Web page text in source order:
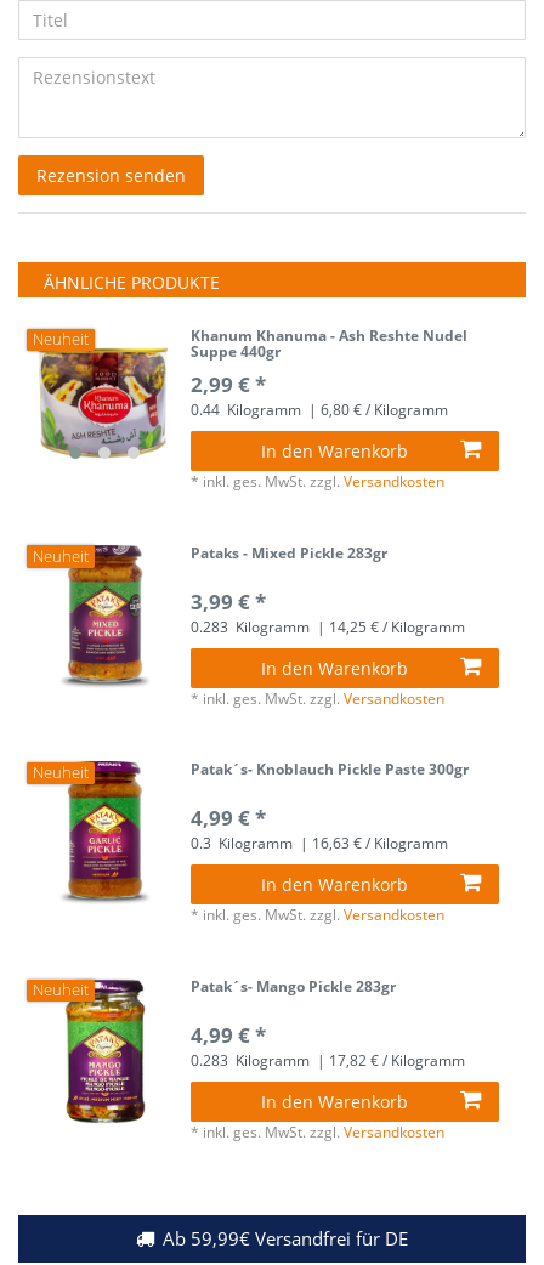
Bewertungssternen
Bewertungssternen
Bewertungssternen
Bewertungssternen
Bewertungssternen
Anzeigename
(optional)
Titel
Rezensionstext
Rezension senden
ÄHNLICHE PRODUKTE
Neuheit Khanum Khanuma - Ash Reshte Nudel
Suppe 440gr
2,99 € *
0.44 Kilogramm | 6,80 € / Kilogramm
In den Warenkorb
* inkl. ges. MwSt. zzgl.Versandkosten
Neuheit Pataks - Mixed Pickle 283gr
3,99 € *
0.283 Kilogramm | 14,25 € / Kilogramm
In den Warenkorb
* inkl. ges. MwSt. zzgl.Versandkosten
Neuheit Patak´s- Knoblauch Pickle Paste 300gr
4,99 € *
0.3 Kilogramm | 16,63 € / Kilogramm
In den Warenkorb
* inkl. ges. MwSt. zzgl.Versandkosten
Neuheit Patak´s- Mango Pickle 283gr
4,99 € *
0.283 Kilogramm | 17,82 € / Kilogramm
In den Warenkorb
* inkl. ges. MwSt. zzgl.Versandkosten
Ab 59,99€ Versandfrei für DE